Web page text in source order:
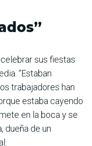
sus fiestas
“Estaban
trabajadores han
estaba cayendo
en la boca y se
dueña de un